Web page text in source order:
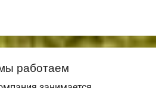
работаем